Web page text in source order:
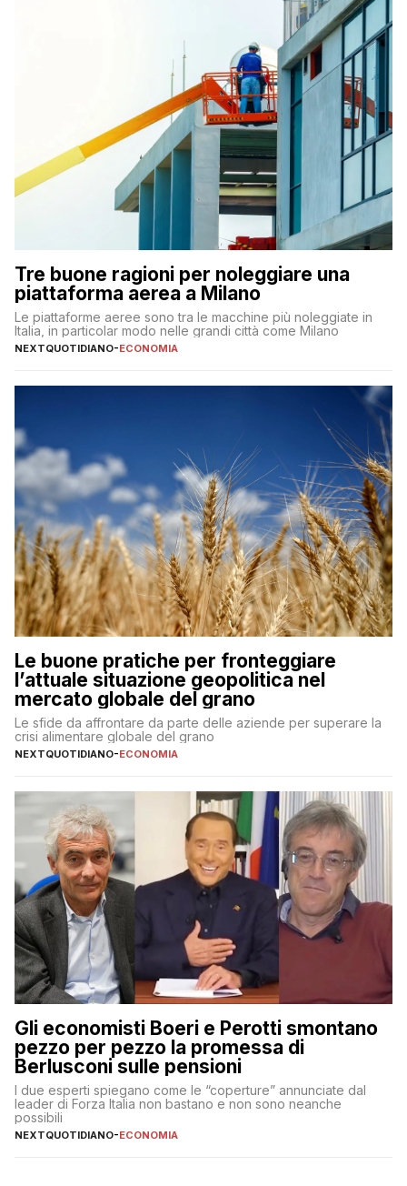
Tre buone ragioni per noleggiare una
piattaforma aerea a Milano
Le piattaforme aeree sono tra le macchine più noleggiate in
Italia, in particolar modo nelle grandi città come Milano
NEXTQUOTIDIANO-ECONOMIA
Le buone pratiche per fronteggiare
l’attuale situazione geopolitica nel
mercato globale del grano
Le sfide da affrontare da parte delle aziende per superare la
crisi alimentare globale del grano
NEXTQUOTIDIANO-ECONOMIA
Gli economisti Boeri e Perotti smontano
pezzo per pezzo la promessa di
Berlusconi sulle pensioni
I due esperti spiegano come le “coperture” annunciate dal
leader di Forza Italia non bastano e non sono neanche
possibili
NEXTQUOTIDIANO-ECONOMIA